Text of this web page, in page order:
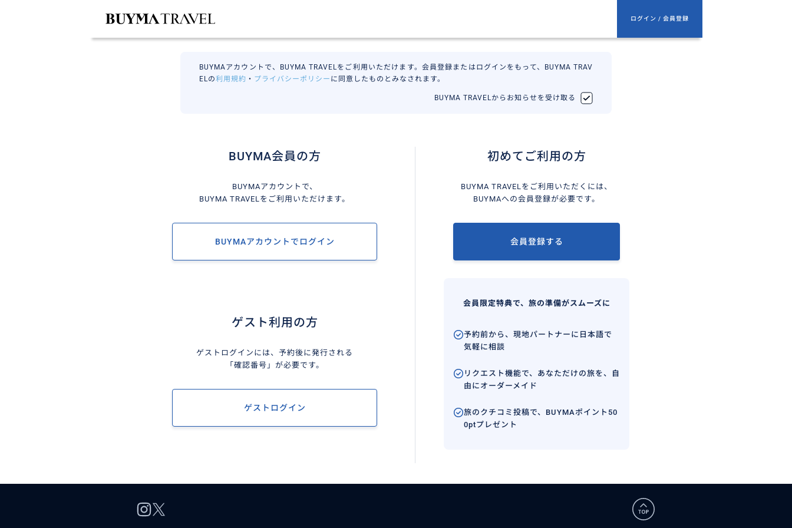
ログイン / 会員登録
BUYMAアカウントで、BUYMA TRAVELをご利用いただけます。会員登録またはログインをもって、BUYMA TRAV
ELの利用規約 ・ プライバシーポリシー に同意したものとみなされます。
BUYMA TRAVELからお知らせを受け取る
BUYMA会員の方
BUYMAアカウントで、
BUYMA TRAVELをご利用いただけます。
BUYMAアカウントでログイン
初めてご利用の方
BUYMA TRAVELをご利用いただくには、
BUYMAへの会員登録が必要です。
会員登録する
会員限定特典で、旅の準備がスムーズに
予約前から、現地パートナーに日本語で
気軽に相談
リクエスト機能で、あなただけの旅を、自
由にオーダーメイド
旅のクチコミ投稿で、BUYMAポイント50
0ptプレゼント
ゲスト利用の方
ゲストログインには、予約後に発行される
「確認番号」が必要です。
ゲストログイン